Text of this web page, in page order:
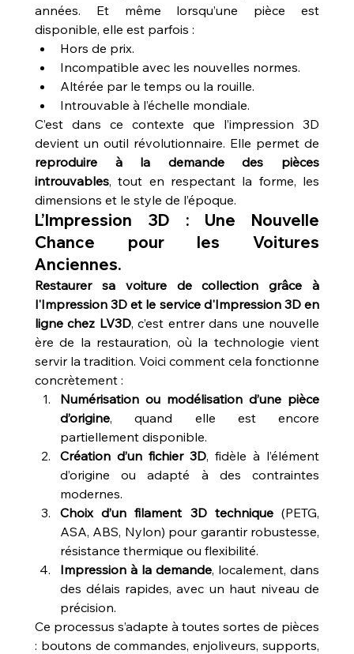
années. Et même lorsqu’une pièce est
disponible, elle est parfois :
Hors de prix.
Incompatible avec les nouvelles normes.
Altérée par le temps ou la rouille.
Introuvable à l’échelle mondiale.
C’est dans ce contexte que l’impression 3D
reproduire à la demande des pièces
introuvables, tout en respectant la forme, les
dimensions et le style de l’époque.
L’Impression 3D : Une Nouvelle
Chance pour les Voitures
Anciennes.
Restaurer sa voiture de collection grâce à
l'Impression 3D et le service d'Impression 3D en
ligne chez LV3D, c’est entrer dans une nouvelle
ère de la restauration, où la technologie vient
servir la tradition. Voici comment cela fonctionne
concrètement :
Numérisation ou modélisation d’une pièce
d’origine, quand elle est encore
partiellement disponible.
Création d’un fichier 3D, fidèle à l’élément
d’origine ou adapté à des contraintes
modernes.
Choix d’un filament 3D technique (PETG,
ASA, ABS, Nylon) pour garantir robustesse,
résistance thermique ou flexibilité.
Impression à la demande, localement, dans
des délais rapides, avec un haut niveau de
précision.
Ce processus s’adapte à toutes sortes de pièces
: boutons de commandes, enjoliveurs, supports,